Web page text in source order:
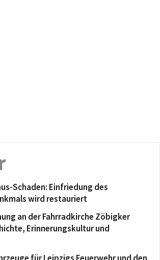
Schaden: Einfriedung des
wird restauriert
an der Fahrradkirche Zöbigker
Erinnerungskultur und
für Leipzigs Feuerwehr und den